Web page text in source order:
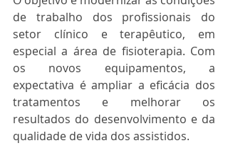
de trabalho dos profissionais do
setor clínico e terapêutico, em
especial a área de fisioterapia. Com
os novos equipamentos, a
expectativa é ampliar a eficácia dos
tratamentos e melhorar os
resultados do desenvolvimento e da
qualidade de vida dos assistidos.